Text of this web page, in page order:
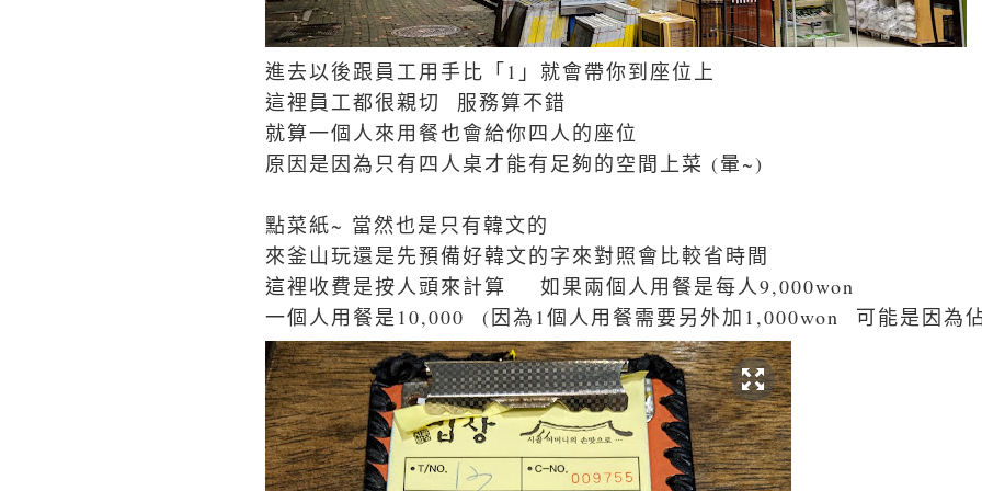
進去以後跟員工用手比「1」就會帶你到座位上
這裡員工都很親切 服務算不錯
就算一個人來用餐也會給你四人的座位
原因是因為只有四人桌才能有足夠的空間上菜 (暈~)
點菜紙~ 當然也是只有韓文的
來釜山玩還是先預備好韓文的字來對照會比較省時間
這裡收費是按人頭來計算 如果兩個人用餐是每人9,000won
一個人用餐是10,000 (因為1個人用餐需要另外加1,000won 可能是因為